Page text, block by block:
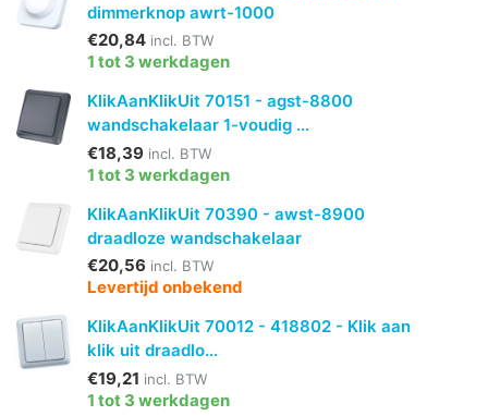
dimmerknop awrt-1000
€20,84 incl. BTW
1 tot 3 werkdagen
KlikAanKlikUit 70151 - agst-8800
wandschakelaar 1-voudig ...
€18,39 incl. BTW
1 tot 3 werkdagen
KlikAanKlikUit 70390 - awst-8900
draadloze wandschakelaar
€20,56 incl. BTW
Levertijd onbekend
KlikAanKlikUit 70012 - 418802 - Klik aan
klik uit draadlo...
€19,21 incl. BTW
1 tot 3 werkdagen